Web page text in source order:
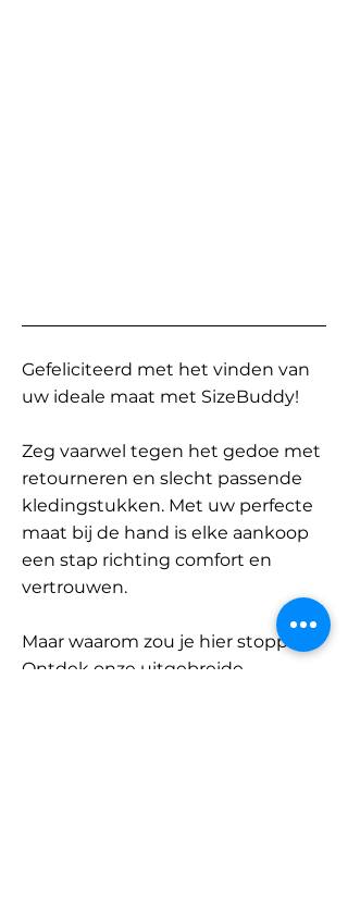
Gefeliciteerd met het vinden van
uw ideale maat met SizeBuddy!
Zeg vaarwel tegen het gedoe met
retourneren en slecht passende
kledingstukken. Met uw perfecte
maat bij de hand is elke aankoop
een stap richting comfort en
vertrouwen.
Maar waarom zou je hier stoppen?
Ontdek onze uitgebreide